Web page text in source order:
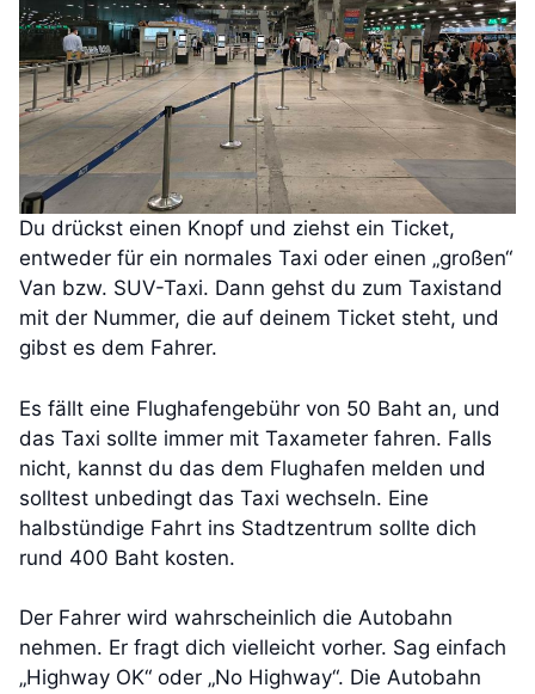
Du drückst einen Knopf und ziehst ein Ticket,
entweder für ein normales Taxi oder einen „großen“
Van bzw. SUV-Taxi. Dann gehst du zum Taxistand
mit der Nummer, die auf deinem Ticket steht, und
gibst es dem Fahrer.
Es fällt eine Flughafengebühr von 50 Baht an, und
das Taxi sollte immer mit Taxameter fahren. Falls
nicht, kannst du das dem Flughafen melden und
solltest unbedingt das Taxi wechseln. Eine
halbstündige Fahrt ins Stadtzentrum sollte dich
rund 400 Baht kosten.
Der Fahrer wird wahrscheinlich die Autobahn
nehmen. Er fragt dich vielleicht vorher. Sag einfach
„Highway OK“ oder „No Highway“. Die Autobahn